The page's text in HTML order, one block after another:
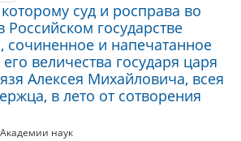
суд и росправа во
Российском государстве
сочиненное и напечатанное
величества государя царя
Алексея Михайловича, всея
в лето от сотворения
наук